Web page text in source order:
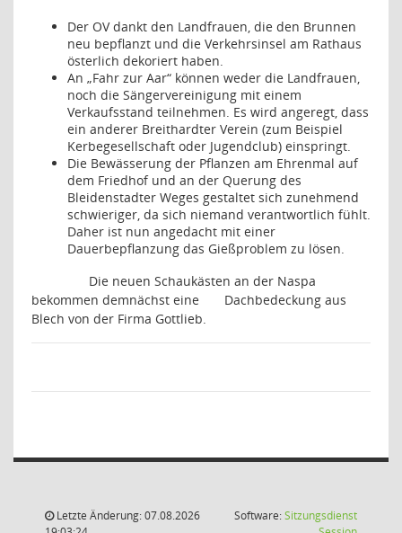
Der OV dankt den Landfrauen, die den Brunnen
neu bepflanzt und die Verkehrsinsel am Rathaus
österlich dekoriert haben.
An „Fahr zur Aar“ können weder die Landfrauen,
noch die Sängervereinigung mit einem
Verkaufsstand teilnehmen. Es wird angeregt, dass
ein anderer Breithardter Verein (zum Beispiel
Kerbegesellschaft oder Jugendclub) einspringt.
Die Bewässerung der Pflanzen am Ehrenmal auf
dem Friedhof und an der Querung des
Bleidenstadter Weges gestaltet sich zunehmend
schwieriger, da sich niemand verantwortlich fühlt.
Daher ist nun angedacht mit einer
Dauerbepflanzung das Gießproblem zu lösen.
Die neuen Schaukästen an der Naspa
bekommen demnächst eine
Dachbedeckung aus
Blech von der Firma Gottlieb.
Letzte Änderung: 07.08.2026
Software:Sitzungsdienst